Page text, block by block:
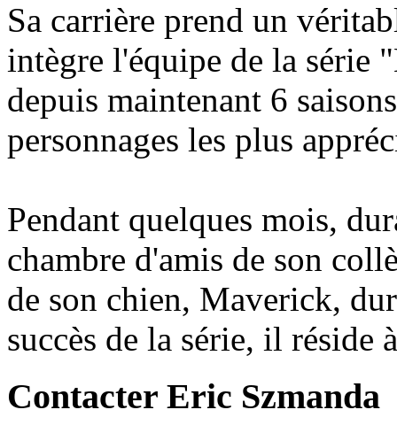
Sa carrière prend un
intègre l'équipe de la série
depuis maintenant 6
personnages les plus
Pendant quelques mois,
chambre d'amis de son
de son chien, Maverick,
succès de la série, il
Contacter Eric Szmanda